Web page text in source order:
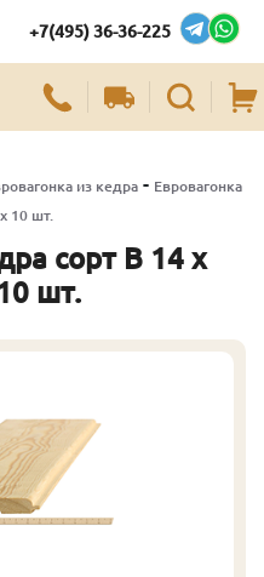
+7(495) 36-36-225
из кедра - Евровагонка
10 шт.
сорт В 14 x
шт.